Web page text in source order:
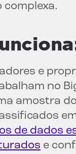
complexa.
e
no
amostra
de dados
e